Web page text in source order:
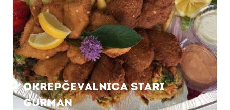
Okrepčevalnica Stari
gurman